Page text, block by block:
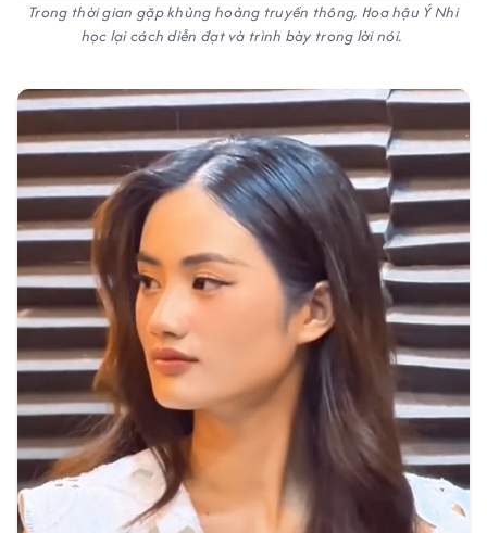
Trong thời gian gặp khủng hoảng truyền thông, Hoa hậu Ý Nhi
học lại cách diễn đạt và trình bày trong lời nói.